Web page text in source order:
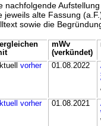
nachfolgende
jeweils alte Fassung
sowie die
mWv
(verkündet)
vorher 01.08.2022
vorher 01.08.2021